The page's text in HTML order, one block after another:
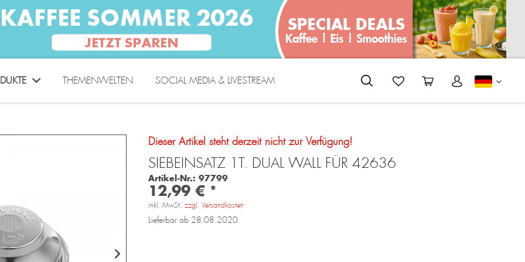
THEMENWELTEN SOCIAL MEDIA & LIVESTREAM
Dieser Artikel steht derzeit nicht zur Verfügung!
SIEBEINSATZ 1T. DUAL WALL FÜR 42636
Artikel-Nr.: 97799
12,99 € *
inkl. MwSt. zzgl. Versandkosten
Lieferbar ab 28.08.2020